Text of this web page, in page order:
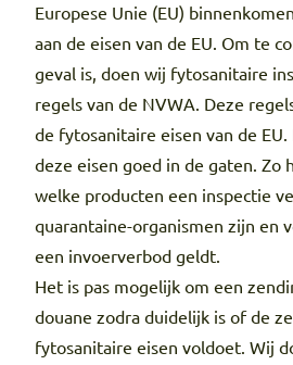
Europese Unie (EU)
aan de eisen van de EU. Om te
geval is, doen wij fytosanitaire
regels van de NVWA. Deze
de fytosanitaire eisen van de
deze eisen goed in de gaten. Zo
welke producten een inspectie
quarantaine-organismen zijn en
een invoerverbod geldt.
Het is pas mogelijk om een
douane zodra duidelijk is of de
fytosanitaire eisen voldoet. Wij